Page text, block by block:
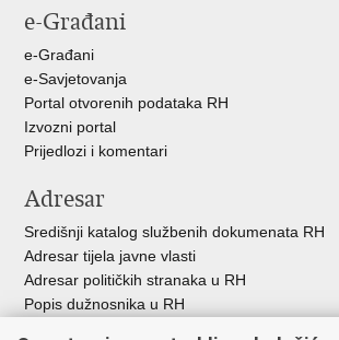
Facebooku
X-
e-Građani
e-Građani
e-Savjetovanja
Portal otvorenih podataka RH
Izvozni portal
Prijedlozi i komentari
Adresar
Središnji katalog službenih dokumenata RH
Adresar tijela javne vlasti
Adresar političkih stranaka u RH
Popis dužnosnika u RH